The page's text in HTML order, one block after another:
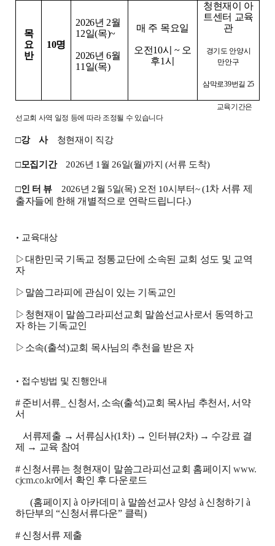
목
요
반
10명
2026년 2월
12일(목)~
2026년6월
11 일(목)
매 주 목요일
오전10시~ 오
후1시
청현재이 아
트센터 교육
관
경기도 안양시
만안구
삼막로39번길 25
교육기간은
선교회 사역 일정 등에 따라 조정될 수 있습니다
□강 사 청현재이 직강
□모집기간 2026년 1월26일(월)까지(서류 도착)
□인 터 뷰 2026년 2월 5일(목) 오전 10시부터~ (1차 서류 제
출자들에 한해 개별적으로 연락드립니다.)
• 교육대상
▷대한민국 기독교 정통교단에 소속된 교회 성도 및 교역
자
▷말씀그라피에 관심이 있는 기독교인
▷청현재이 말씀그라피선교회 말씀선교사로서 동역하고
자 하는 기독교인
▷소속(출석)교회 목사님의 추천을 받은 자
• 접수방법 및 진행안내
# 준비서류 신청서 , 소속(출석)교회 목사님 추천서 ,서약
서
서류제출 → 서류심사(1 차) → 인터뷰(2차) → 수강료 결
제 → 교육 참여
# 신청서류는 청현재이 말씀그라피선교회 홈페이지www.
cjcm.co.kr에서 확인 후 다운로드
(홈페이지à 아카데미à 말씀선교사 양성 à 신청하기à
하단부의“신청서류다운” 클릭)
# 신청서류 제출